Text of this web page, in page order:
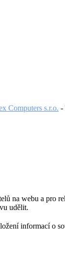
Computers s.r.o. -
na webu a pro
udělit.
informací o